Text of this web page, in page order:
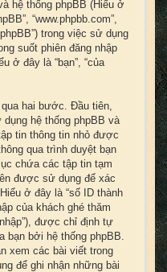
hệ thống phpBB (Hiểu ở
“www.phpbb.com”,
trong việc sử dụng
suốt phiên đăng nhập
ở đây là “bạn”, “của
hai bước. Đầu tiên,
dụng hệ thống phpBB và
tin thông tin nhỏ được
qua trình duyệt bạn
chứa các tập tin tạm
được sử dụng để xác
ở đây là “số ID thành
của khách ghé thăm
được chỉ định tự
bạn bởi hệ thống phpBB.
xem các bài viết trong
để ghi nhận những bài